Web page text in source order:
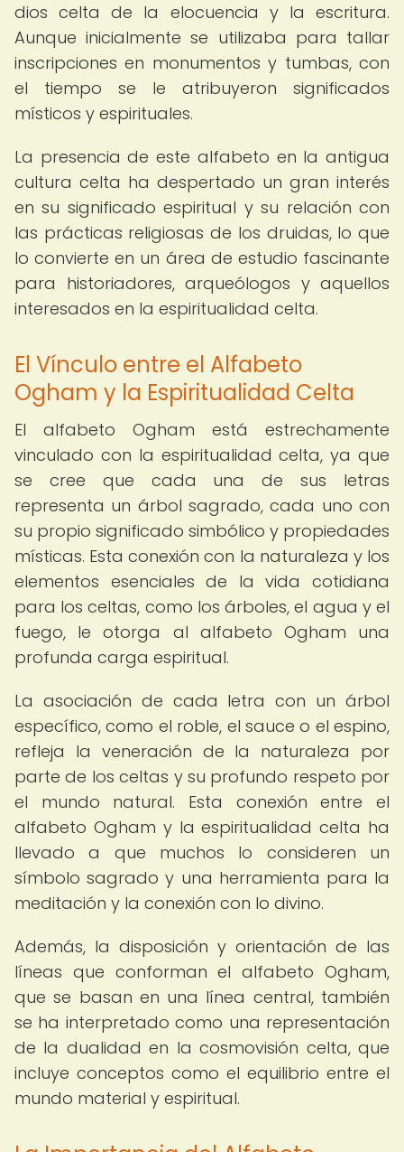
dios celta de la elocuencia y la escritura.
Aunque inicialmente se utilizaba para tallar
inscripciones en monumentos y tumbas, con
el tiempo se le atribuyeron significados
místicos y espirituales.
La presencia de este alfabeto en la antigua
cultura celta ha despertado un gran interés
en su significado espiritual y su relación con
las prácticas religiosas de los druidas, lo que
lo convierte en un área de estudio fascinante
para historiadores, arqueólogos y aquellos
interesados en la espiritualidad celta.
El Vínculo entre el Alfabeto
Ogham y la Espiritualidad Celta
El alfabeto Ogham está estrechamente
vinculado con la espiritualidad celta, ya que
se cree que cada una de sus letras
representa un árbol sagrado, cada uno con
su propio significado simbólico y propiedades
místicas. Esta conexión con la naturaleza y los
elementos esenciales de la vida cotidiana
para los celtas, como los árboles, el agua y el
fuego, le otorga al alfabeto Ogham una
profunda carga espiritual.
La asociación de cada letra con un árbol
específico, como el roble, el sauce o el espino,
refleja la veneración de la naturaleza por
parte de los celtas y su profundo respeto por
el mundo natural. Esta conexión entre el
alfabeto Ogham y la espiritualidad celta ha
llevado a que muchos lo consideren un
símbolo sagrado y una herramienta para la
meditación y la conexión con lo divino.
Además, la disposición y orientación de las
líneas que conforman el alfabeto Ogham,
que se basan en una línea central, también
se ha interpretado como una representación
de la dualidad en la cosmovisión celta, que
incluye conceptos como el equilibrio entre el
mundo material y espiritual.